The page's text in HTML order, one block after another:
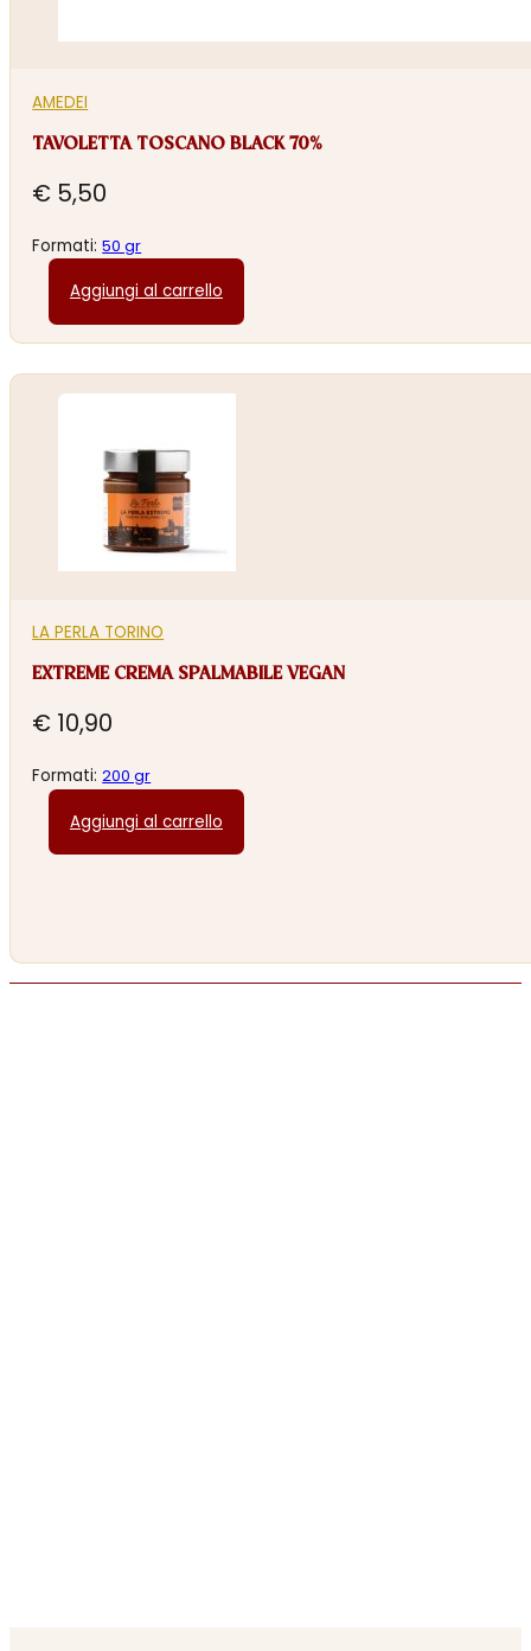
AMEDEI
TAVOLETTA TOSCANO BLACK 70%
€ 5,50
Formati:50 gr
Aggiungi al carrello
LA PERLA TORINO
EXTREME CREMA SPALMABILE VEGAN
€ 10,90
Formati:200 gr
Aggiungi al carrello